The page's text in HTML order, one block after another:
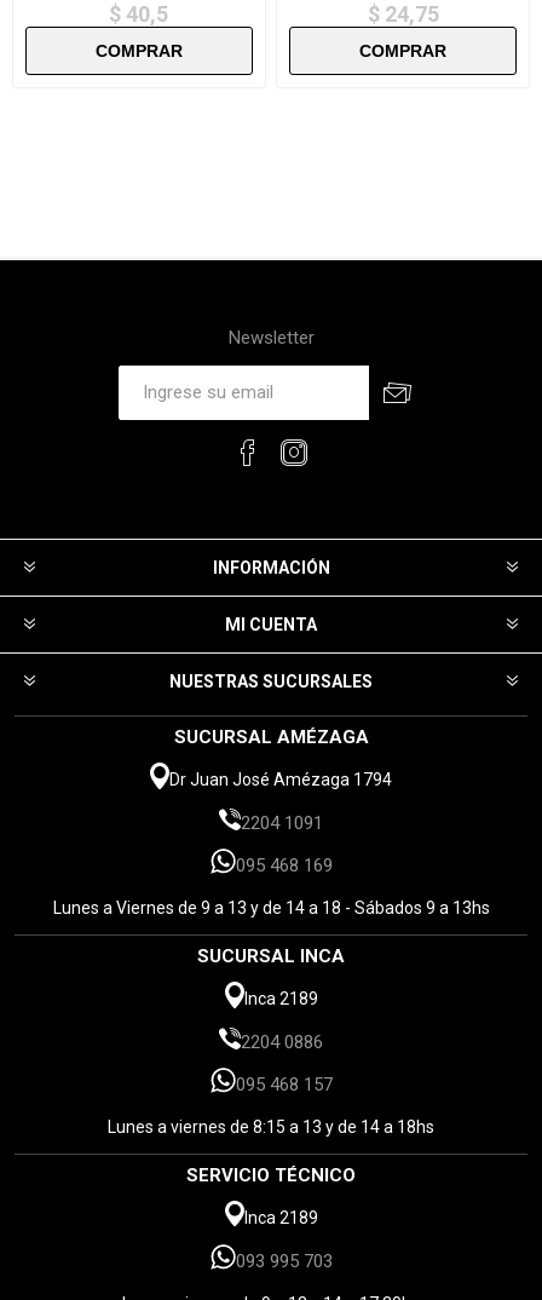
$ 40,5 $ 24,75
Newsletter
INFORMACIÓN
MI CUENTA
NUESTRAS SUCURSALES
SUCURSAL AMÉZAGA
Dr Juan José Amézaga 1794
2204 1091
095 468 169
Lunes a Viernes de 9 a 13 y de 14 a 18 - Sábados 9 a 13hs
SUCURSAL INCA
Inca 2189
2204 0886
095 468 157
Lunes a viernes de 8:15 a 13 y de 14 a 18hs
SERVICIO TÉCNICO
Inca 2189
093 995 703